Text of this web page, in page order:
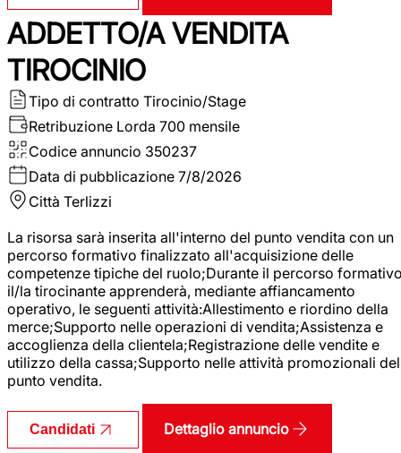
ADDETTO/A VENDITA
TIROCINIO
Tipo di contratto Tirocinio/Stage
Retribuzione Lorda 700 mensile
Codice annuncio 350237
Data di pubblicazione 7/8/2026
Città Terlizzi
La risorsa sarà inserita all'interno del punto vendita con un
percorso formativo finalizzato all'acquisizione delle
competenze tipiche del ruolo;Durante il percorso
il/la tirocinante apprenderà, mediante affiancamento
operativo, le seguenti attività:Allestimento e riordino della
merce;Supporto nelle operazioni di vendita;Assistenza e
accoglienza della clientela;Registrazione delle vendite e
utilizzo della cassa;Supporto nelle attività promozionali del
punto vendita.
Candidati Dettaglio annuncio